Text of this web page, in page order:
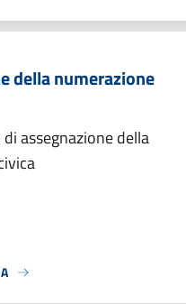
della numerazione
assegnazione della